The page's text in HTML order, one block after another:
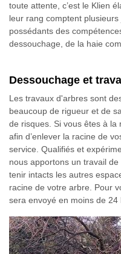
toute attente, c’est le Klien
leur rang comptent
possédants des
dessouchage, de la haie
Dessouchage et
Les travaux d'arbres sont
beaucoup de rigueur et de
de risques. Si vous êtes à la
afin d’enlever la racine de
service. Qualifiés et
nous apportons un travail
tenir intacts les autres
racine de votre arbre. Pour
sera envoyé en moins de 24